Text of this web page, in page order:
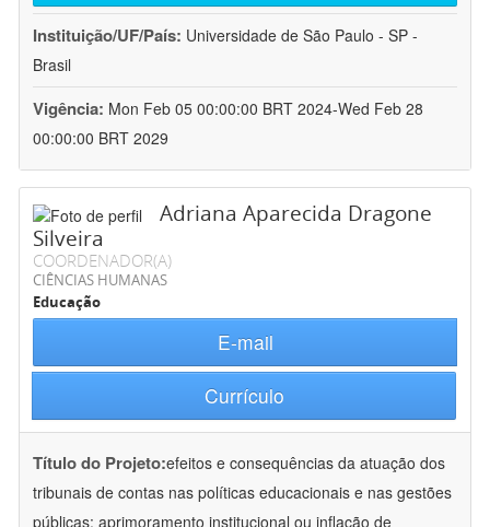
Instituição/UF/País: Universidade de São Paulo - SP -
Brasil
Vigência: Mon Feb 05 00:00:00 BRT 2024-Wed Feb 28
00:00:00 BRT 2029
Adriana Aparecida Dragone
Silveira
COORDENADOR(A)
CIÊNCIAS HUMANAS
Educação
E-mail
Currículo
Título do Projeto:efeitos e consequências da atuação dos
tribunais de contas nas políticas educacionais e nas gestões
públicas: aprimoramento institucional ou inflação de